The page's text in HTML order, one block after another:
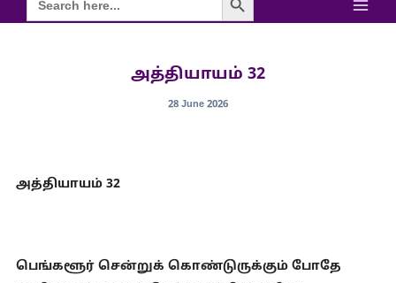
அத்தியாயம் 32
28 June 2026
அத்தியாயம் 32
பெங்களூர் சென்றுக் கொண்டுருக்கும் போதே